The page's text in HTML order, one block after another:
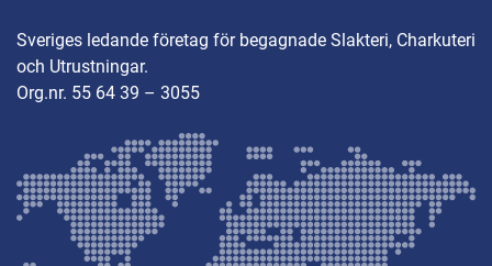
Sveriges ledande företag för begagnade Slakteri, Charkuteri
och Utrustningar.
Org.nr. 55 64 39 – 3055